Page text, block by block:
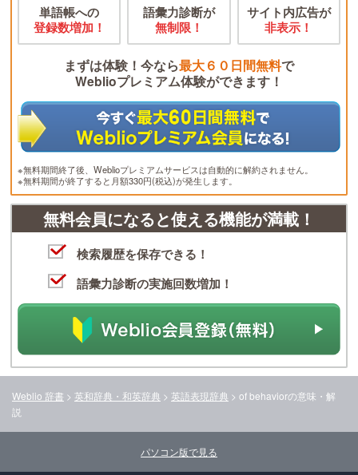
単語帳への
登録数増加！
語彙力診断が
無制限！
サイト内広告が
非表示！
まずは体験！今なら最大６０日間無料で
Weblioプレミアム体験ができます！
※無料期間終了後、Weblioプレミアムサービスは自動的に解約されません。
※無料期間が終了すると月額330円(税込)が発生します。
無料会員になると使える機能が満載！
検索履歴を保存できる！
語彙力診断の実施回数増加！
Weblio 辞書 > 英和辞典・和英辞典 > 英語表現辞典 > of behaviorの意味・解
説
パソコン版で見る